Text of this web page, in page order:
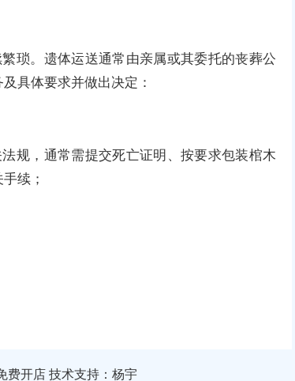
琐。遗体运送通常由亲属或其委托的丧葬公
具体要求并做出决定：
规，通常需提交死亡证明、按要求包装棺木
续；
费开店技术支持：杨宇